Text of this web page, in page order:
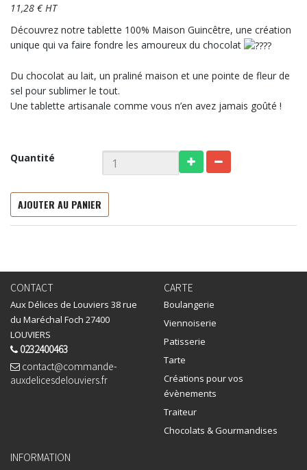
11,28 € HT
Découvrez notre tablette 100% Maison Guincêtre, une création
unique qui va faire fondre les amoureux du chocolat
Du chocolat au lait, un praliné maison et une pointe de fleur de
sel pour sublimer le tout.
Une tablette artisanale comme vous n’en avez jamais goûté !
Quantité
AJOUTER AU PANIER
CONTACT
Aux Délices de Louviers 38 rue
du Maréchal Foch 27400
LOUVIERS
0232400463
contact@commande-
auxdelicesdelouviers.fr
CARTE
Boulangerie
Viennoiserie
Patisserie
Tarte
Créations pour vos
évènements
Traiteur
Chocolats & Gourmandises
INFORMATION